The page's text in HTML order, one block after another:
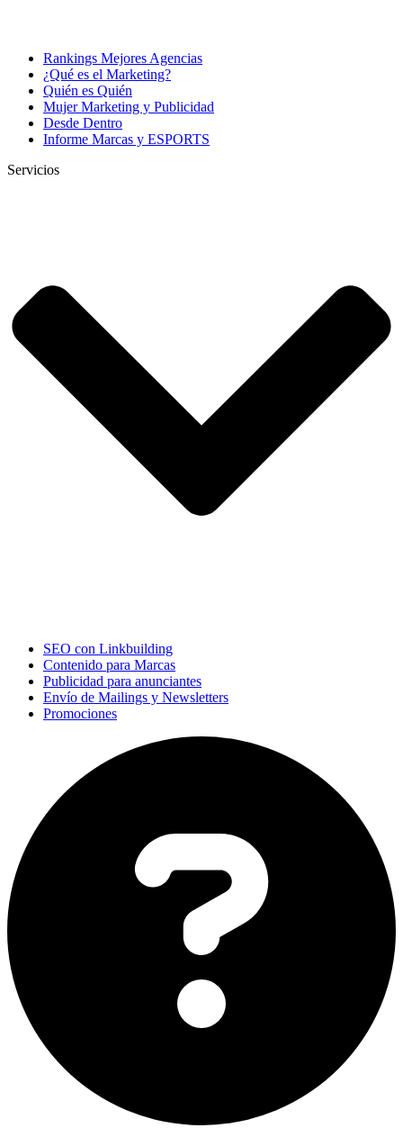
Rankings Mejores Agencias
¿Qué es el Marketing?
Quién es Quién
Mujer Marketing y Publicidad
Desde Dentro
Informe Marcas y ESPORTS
Servicios
SEO con Linkbuilding
Contenido para Marcas
Publicidad para anunciantes
Envío de Mailings y Newsletters
Promociones